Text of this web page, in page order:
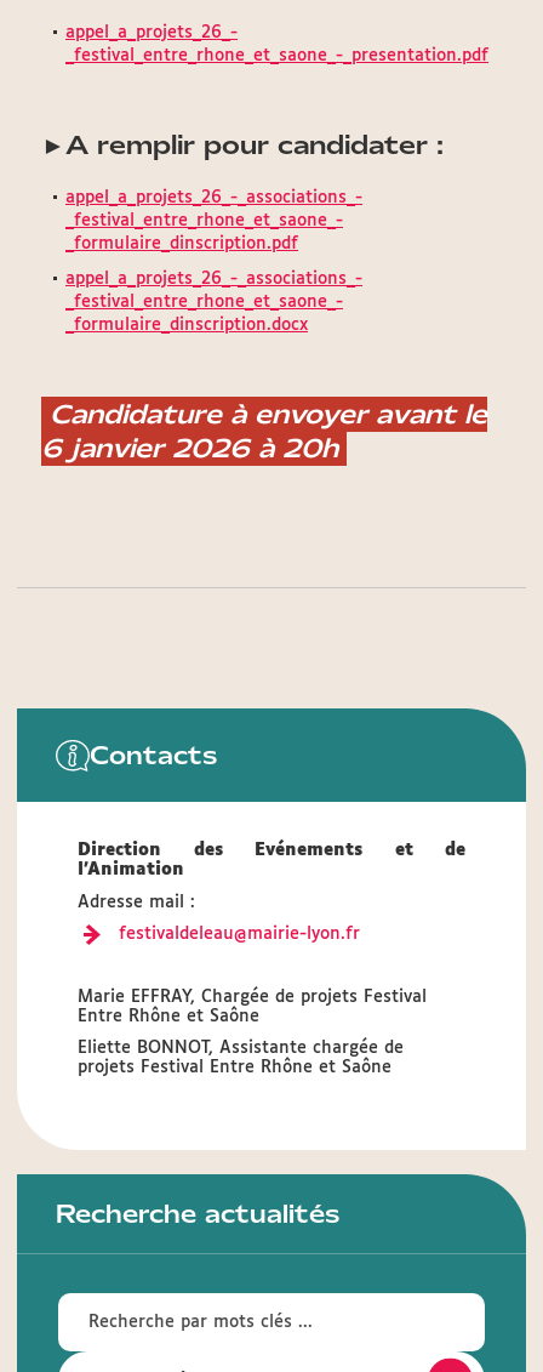
appel_a_projets_26_-
_festival_entre_rhone_et_saone_-_presentation.pdf
►A remplir pour candidater :
appel_a_projets_26_-_associations_-
_festival_entre_rhone_et_saone_-
_formulaire_dinscription.pdf
appel_a_projets_26_-_associations_-
_festival_entre_rhone_et_saone_-
_formulaire_dinscription.docx
Candidature à envoyer avant le
6 janvier 2026 à 20h
Contacts
Direction des Evénements et de
l’Animation
Adresse mail :
festivaldeleau@mairie-lyon.fr
Marie EFFRAY, Chargée de projets Festival
Entre Rhône et Saône
Eliette BONNOT, Assistante chargée de
projets Festival Entre Rhône et Saône
Recherche actualités